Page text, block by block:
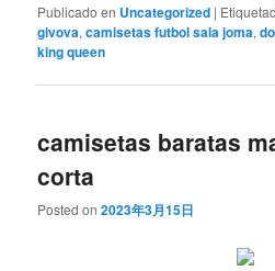
Publicado en Uncategorized |
givova,camisetas futbol sala joma,
king queen
camisetas baratas
corta
Posted on2023年3月15日